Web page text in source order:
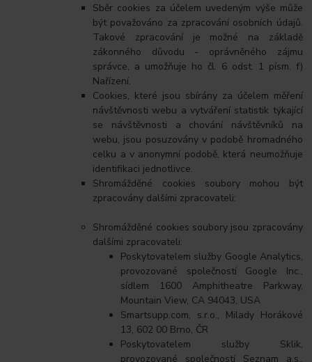
Sběr cookies za účelem uvedeným výše může
být považováno za zpracování osobních údajů.
Takové zpracování je možné na základě
zákonného důvodu - oprávněného zájmu
správce, a umožňuje ho čl. 6 odst. 1 písm. f)
Nařízení.
Cookies, které jsou sbírány za účelem měření
návštěvnosti webu a vytváření statistik týkající
se návštěvnosti a chování návštěvníků na
webu, jsou posuzovány v podobě hromadného
celku a v anonymní podobě, která neumožňuje
identifikaci jednotlivce.
Shromážděné cookies soubory mohou být
zpracovány dalšími zpracovateli:
Shromážděné cookies soubory jsou zpracovány
dalšími zpracovateli:
Poskytovatelem služby Google Analytics,
provozované společností Google Inc.,
sídlem 1600 Amphitheatre Parkway,
Mountain View, CA 94043, USA
Smartsupp.com, s.r.o., Milady Horákové
13, 602 00 Brno, ČR
Poskytovatelem služby Sklik,
provozované společností Seznam a.s.,